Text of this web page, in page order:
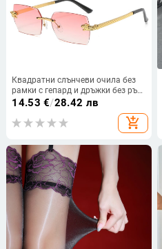
Квадратни слънчеви очила без
рамки с гепард и дръжки без ръб,
дамски ретро метални слънчеви
очила на едро, модерни мъжки
очила от цял ​​свят
14.53 €/28.42 лв
add_shopping_cart